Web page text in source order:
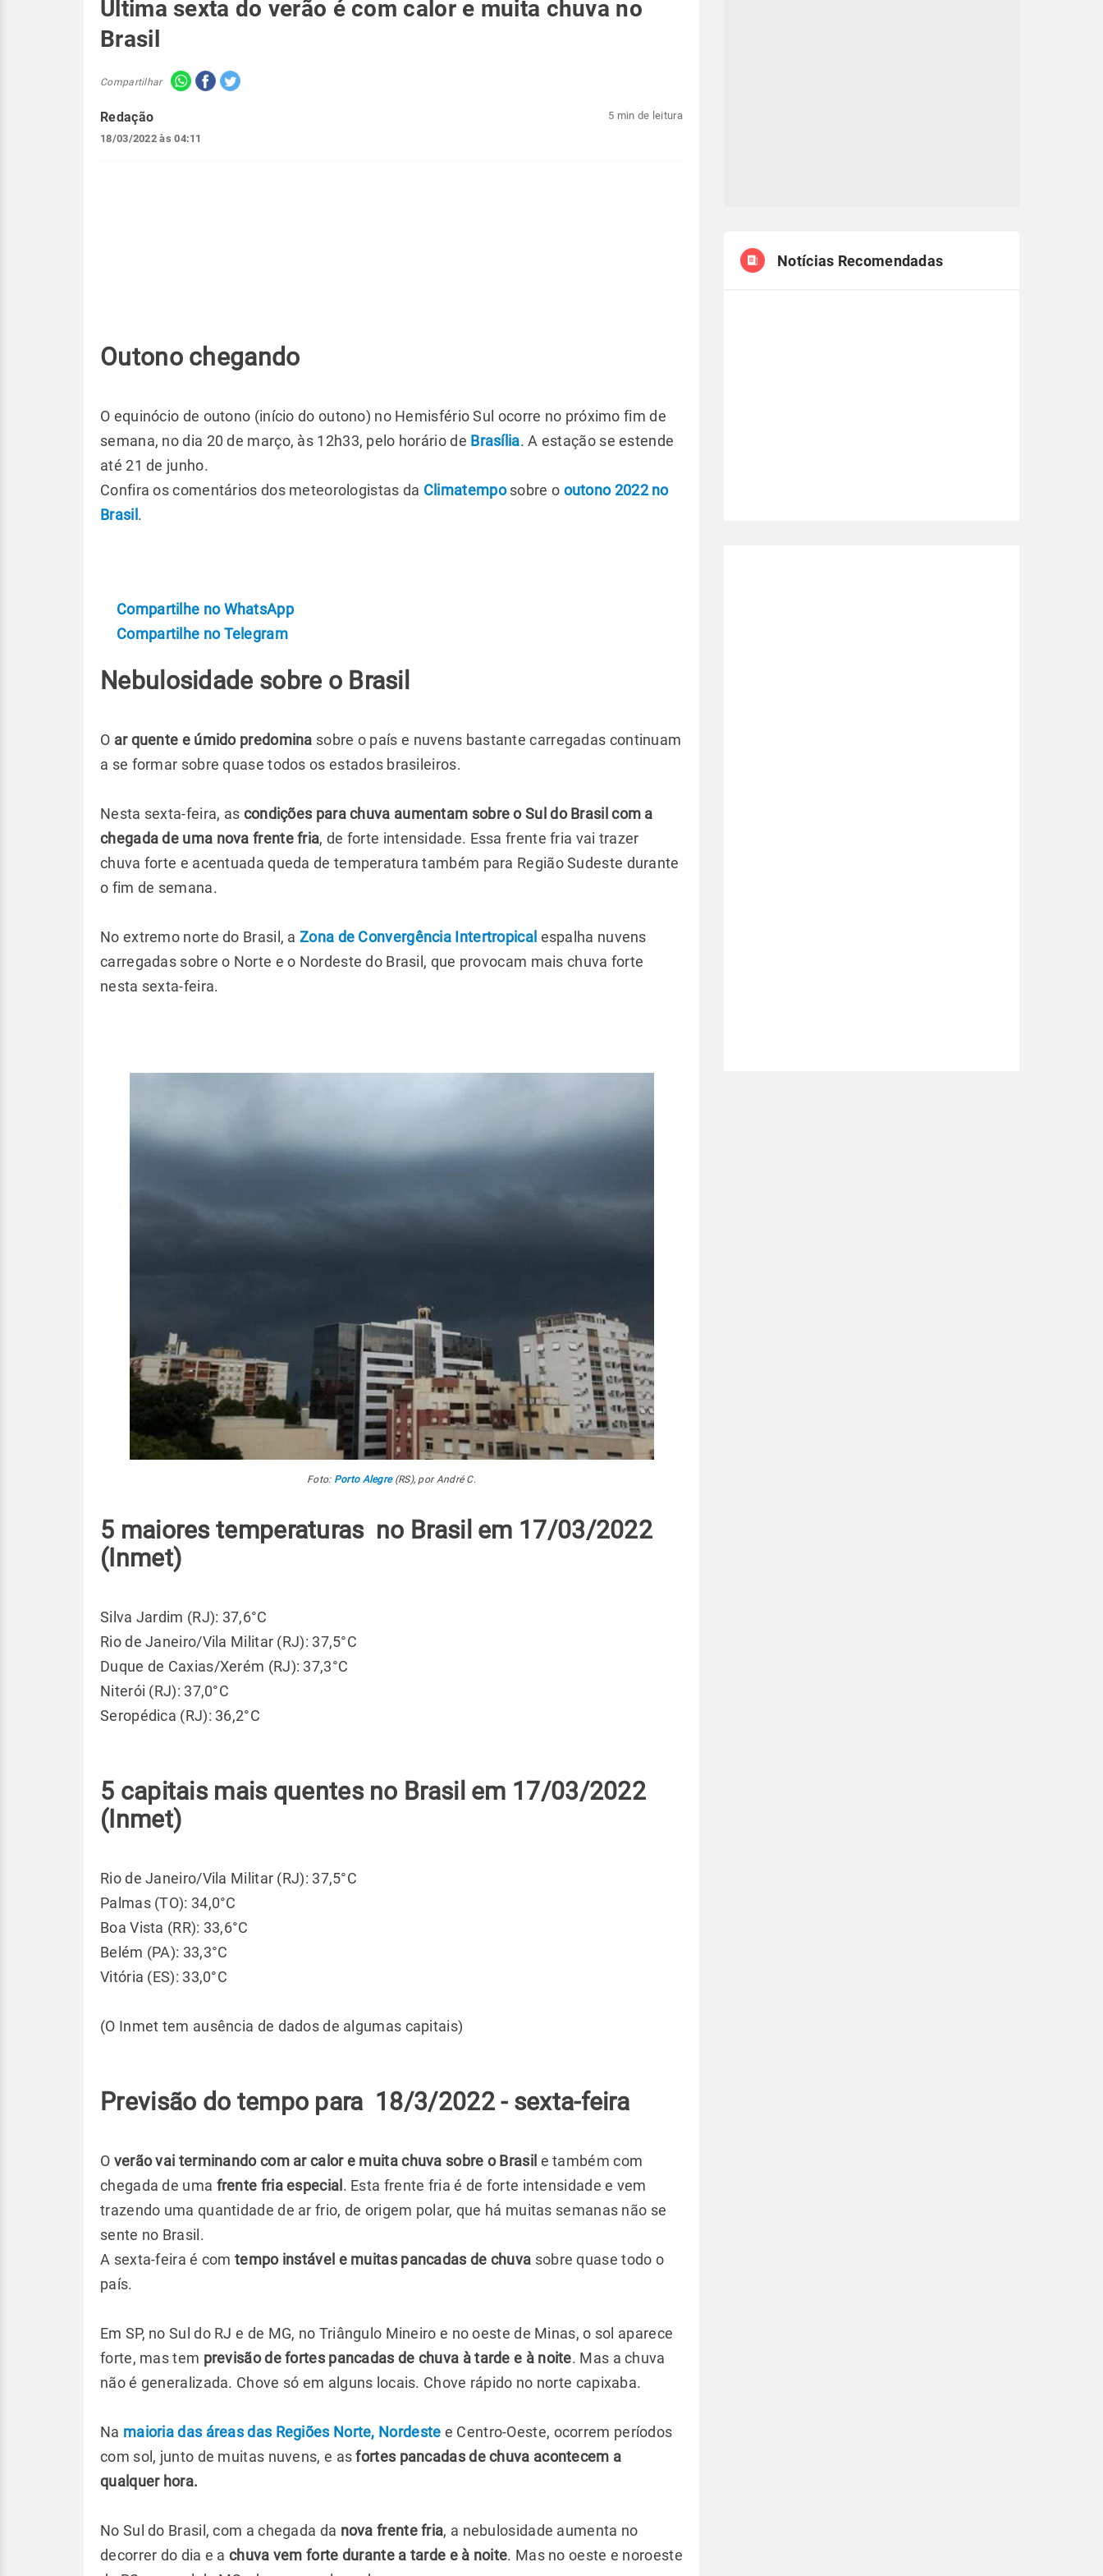
Última sexta do verão é com calor e muita chuva no
Brasil
Compartilhar
Redação
18/03/2022 às 04:11
5 min de leitura
Outono chegando
O equinócio de outono (início do outono) no Hemisfério Sul ocorre no próximo fim de
semana, no dia 20 de março, às 12h33, pelo horário de Brasília. A estação se estende
até 21 de junho.
Confira os comentários dos meteorologistas da Climatemposobre o outono 2022 no
Brasil .
Compartilhe no WhatsApp
Compartilhe no Telegram
Nebulosidade sobre o Brasil
O ar quente e úmido predomina sobre o país e nuvens bastante carregadas continuam
a se formar sobre quase todos os estados brasileiros.
Nesta sexta-feira, as condições para chuva aumentam sobre o Sul do Brasil com a
chegada de uma nova frente fria, de forte intensidade. Essa frente fria vai trazer
chuva forte e acentuada queda de temperatura também para Região Sudeste durante
o fim de semana.
No extremo norte do Brasil, a Zona de Convergência Intertropical espalha nuvens
carregadas sobre o Norte e o Nordeste do Brasil, que provocam mais chuva forte
nesta sexta-feira.
Foto: Porto Alegre(RS), por André C.
5 maiores temperaturas no Brasil em 17/03/2022
(Inmet)
Silva Jardim (RJ): 37,6°C
Rio de Janeiro/Vila Militar (RJ): 37,5°C
Duque de Caxias/Xerém (RJ): 37,3°C
Niterói (RJ): 37,0°C
Seropédica (RJ): 36,2°C
5 capitais mais quentes no Brasil em 17/03/2022
(Inmet)
Rio de Janeiro/Vila Militar (RJ): 37,5°C
Palmas (TO): 34,0°C
Boa Vista (RR): 33,6°C
Belém (PA): 33,3°C
Vitória (ES): 33,0°C
(O Inmet tem ausência de dados de algumas capitais)
Previsão do tempo para 18/3/2022 - sexta-feira
O verão vai terminando com ar calor e muita chuva sobre o Brasil e também com
chegada de uma frente fria especial . Esta frente fria é de forte intensidade e vem
trazendo uma quantidade de ar frio, de origem polar, que há muitas semanas não se
sente no Brasil.
A sexta-feira é com tempo instável e muitas pancadas de chuva sobre quase todo o
país.
Em SP, no Sul do RJ e de MG, no Triângulo Mineiro e no oeste de Minas, o sol aparece
forte, mas tem previsão de fortes pancadas de chuva à tarde e à noite. Mas a chuva
não é generalizada. Chove só em alguns locais. Chove rápido no norte capixaba.
Na maioria das áreas das Regiões Norte, Nordeste e Centro-Oeste, ocorrem períodos
com sol, junto de muitas nuvens, e asfortes pancadas de chuva acontecem a
qualquer hora.
No Sul do Brasil, com a chegada da nova frente fria, a nebulosidade aumenta no
decorrer do dia e a chuva vem forte durante a tarde e à noite. Mas no oeste e noroeste
Notícias Recomendadas